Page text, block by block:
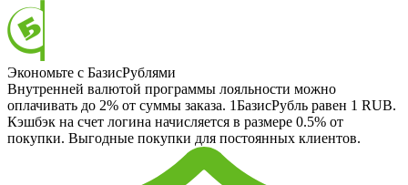
Экономьте с БазисРублями
Внутренней валютой программы лояльности можно
оплачивать до 2% от суммы заказа. 1БазисРубль равен 1 RUB.
Кэшбэк на счет логина начисляется в размере 0.5% от
покупки. Выгодные покупки для постоянных клиентов.